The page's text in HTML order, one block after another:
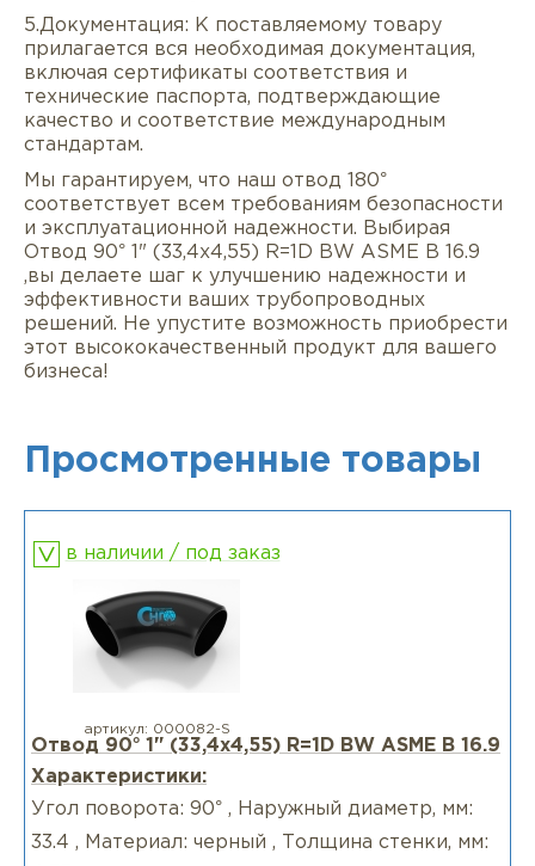
5.Документация: К поставляемому товару
прилагается вся необходимая документация,
включая сертификаты соответствия и
технические паспорта, подтверждающие
качество и соответствие международным
стандартам.
Мы гарантируем, что наш отвод 180°
соответствует всем требованиям безопасности
и эксплуатационной надежности. Выбирая
Отвод 90° 1" (33,4х4,55) R=1D BW ASME B 16.9
,вы делаете шаг к улучшению надежности и
эффективности ваших трубопроводных
решений. Не упустите возможность приобрести
этот высококачественный продукт для вашего
бизнеса!
Просмотренные товары
в наличии / под заказ
артикул: 000082-S
Отвод 90° 1" (33,4х4,55) R=1D BW ASME B 16.9
Характеристики:
Угол поворота: 90° , Наружный диаметр, мм:
33.4 , Материал: черный , Толщина стенки, мм: